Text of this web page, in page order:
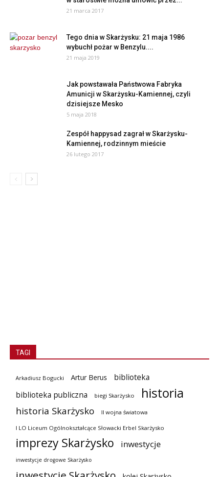
21 marca 2017
Tego dnia w Skarżysku: 21 maja 1986
wybuchł pożar w Benzylu....
21 maja 2019
Jak powstawała Państwowa Fabryka
Amunicji w Skarżysku-Kamiennej, czyli
dzisiejsze Mesko
5 maja 2018
Zespół happysad zagrał w Skarżysku-
Kamiennej, rodzinnym mieście
26 lutego 2017
TAGI
Arkadiusz Bogucki Artur Berus
biblioteka
biblioteka publiczna
biegi Skarżysko historia
historia Skarżysko II wojna światowa
I LO Liceum Ogólnokształcące Słowacki Erbel Skarżysko
imprezy Skarżysko inwestycje
inwestycje drogowe Skarżysko